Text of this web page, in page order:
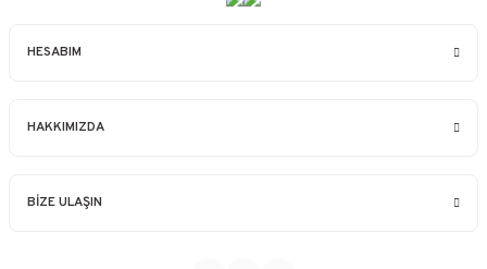
HESABIM
HAKKIMIZDA
BİZE ULAŞIN